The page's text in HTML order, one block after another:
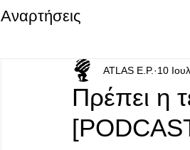
Αναρτήσεις
Πρέπει η
ATLAS E.P. 10